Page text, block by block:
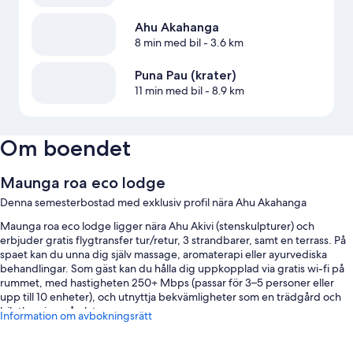
Ahu Akahanga
8 min med bil- 3.6 km
Puna Pau (krater)
11 min med bil- 8.9 km
Om boendet
Maunga roa eco lodge
Denna semesterbostad med exklusiv profil nära Ahu Akahanga
Maunga roa eco lodge ligger nära Ahu Akivi (stenskulpturer) och
erbjuder gratis flygtransfer tur/retur, 3 strandbarer, samt en terrass. På
spaet kan du unna dig själv massage, aromaterapi eller ayurvediska
behandlingar. Som gäst kan du hålla dig uppkopplad via gratis wi-fi på
rummet, med hastigheten 250+ Mbps (passar för 3–5 personer eller
upp till 10 enheter), och utnyttja bekvämligheter som en trädgård och
biluthyrning på plats.
Information om avbokningsrätt